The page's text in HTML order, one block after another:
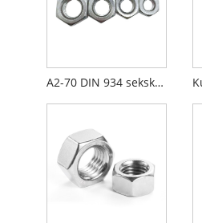
A2-70 DIN 934 sekskantmøtrik